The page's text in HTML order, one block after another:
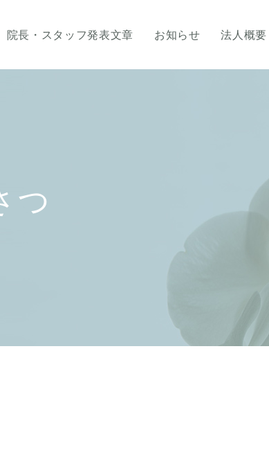
院長・スタッフ発表文章 お知らせ 法人概要
つ